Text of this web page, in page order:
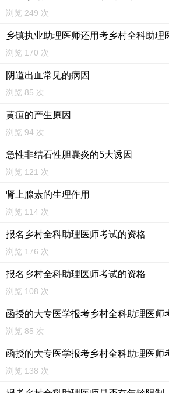
浏览 249 次
乡镇执业助理医师还用考乡村全科助理
浏览 170 次
阴道出血常见的病因
浏览 85 次
黄疸的产生原因
浏览 94 次
急性非结石性胆囊炎的5大诱因
浏览 121 次
肾上腺素的生理作用
浏览 114 次
报名乡村全科助理医师考试的资格
浏览 176 次
报名乡村全科助理医师考试的资格
浏览 108 次
函授的大专医学报考乡村全科助理医师
浏览 85 次
函授的大专医学报考乡村全科助理医师
浏览 138 次